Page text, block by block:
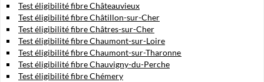
Test éligibilité fibre Châteauvieux
Test éligibilité fibre Châtillon-sur-Cher
Test éligibilité fibre Châtres-sur-Cher
Test éligibilité fibre Chaumont-sur-Loire
Test éligibilité fibre Chaumont-sur-Tharonne
Test éligibilité fibre Chauvigny-du-Perche
Test éligibilité fibre Chémery